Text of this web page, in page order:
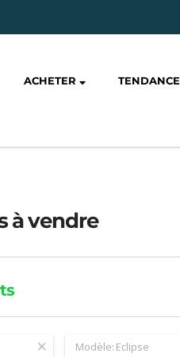
ACHETER TENDANCE
à vendre
Modèle:Eclipse